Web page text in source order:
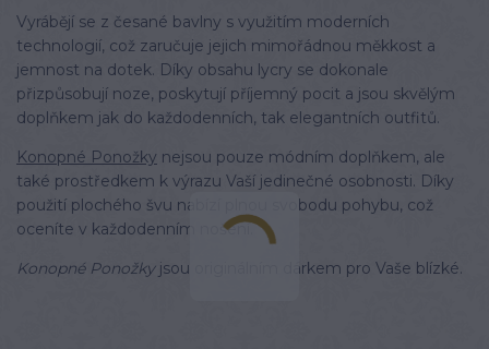
Vyrábějí se z česané bavlny s využitím moderních
technologií, což zaručuje jejich mimořádnou měkkost a
jemnost na dotek. Díky obsahu lycry se dokonale
přizpůsobují noze, poskytují příjemný pocit a jsou skvělým
doplňkem jak do každodenních, tak elegantních outfitů.
Konopné Ponožky nejsou pouze módním doplňkem, ale
také prostředkem k výrazu Vaší jedinečné osobnosti. Díky
použití plochého švu nabízí plnou svobodu pohybu, což
oceníte v každodenním nošení.
Konopné Ponožkyjsou originálním dárkem pro Vaše blízké.